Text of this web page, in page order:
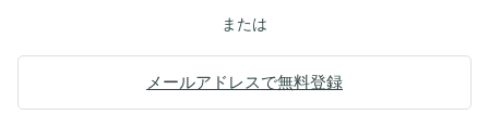
または
メールアドレスで無料登録